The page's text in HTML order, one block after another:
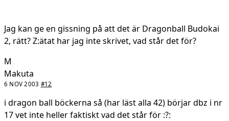
Jag kan ge en gissning på att det är Dragonball Budokai
2, rätt? Z:ätat har jag inte skrivet, vad står det för?
M
Makuta
6 NOV 2003 #12
i dragon ball böckerna så (har läst alla 42) börjar dbz i nr
17 vet inte heller faktiskt vad det står för :?: